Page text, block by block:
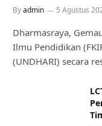
Byadmin 5 Agustus
Dharmasraya,
Ilmu Pendidikan
(UNDHARI) secara